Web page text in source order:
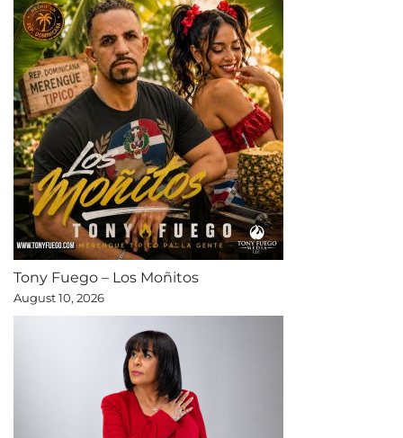
Tony Fuego – Los Moñitos
August 10, 2026